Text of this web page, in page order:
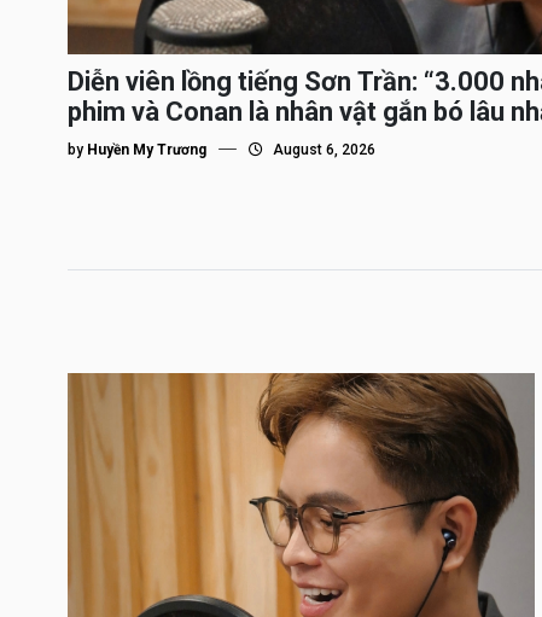
Diễn viên lồng tiếng Sơn Trần: “3.000
phim và Conan là nhân vật gắn bó lâu
by Huyền My Trương August 6, 2026